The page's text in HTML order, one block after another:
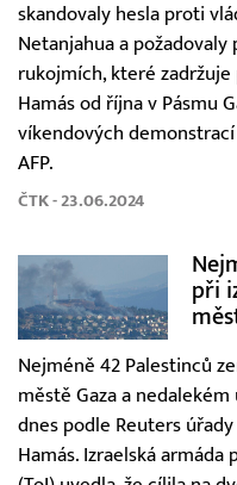
skandovaly hesla proti
Netanjahua a
rukojmích, které
Hamás od října v Pásmu
víkendových
AFP.
ČTK - 23.06.2024
při
Nejméně 42 Palestinců
městě Gaza a
dnes podle Reuters
Hamás. Izraelská